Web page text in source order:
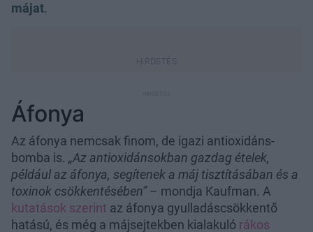
májat.
Áfonya
Az áfonya nemcsak finom, de igazi antioxidáns-
bomba is. „Az antioxidánsokban gazdag ételek,
például az áfonya, segítenek a máj tisztításában és a
toxinok csökkentésében”– mondja Kaufman. A
kutatások szerint az áfonya gyulladáscsökkentő
hatású, és még a májsejtekben kialakuló rákos